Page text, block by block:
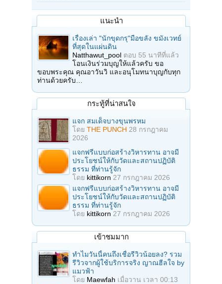
แนะนำ
เรื่องเล่า "นักขุดกรุ"มือขลัง ขมังเวทย์
ที่สุดในแผ่นดิน
Natthawut_pool ตอบ 55 นาทีที่แล้ว
โอนเงินร่วมบุญให้แล้วครับ ขอ
ขอบพระคุณ คุณอาวันวิ และอนุโมทนาบุญกับทุก
ท่านด้วยครับ…
กระทู้ที่น่าสนใจ
แจก สมเด็จบางขุนพรหม
โดย THE PUNCH 28 กรกฎาคม
2026
แจกฟรีแบบก่อสร้างวิหารทาน อาจมี
ประโยชน์ให้กับวัดและสถานปฏิบัติ
ธรรม ที่ท่านรู้จัก
โดย kittikorn 27 กรกฎาคม 2026
แจกฟรีแบบก่อสร้างวิหารทาน อาจมี
ประโยชน์ให้กับวัดและสถานปฏิบัติ
ธรรม ที่ท่านรู้จัก
โดย kittikorn 27 กรกฎาคม 2026
เข้าชมมาก
ทำไมวันนี้คนถึงเชื่อรีวิวน้อยลง? รวม
รีวิวจากผู้ใช้บริการจริง ญาณฮีลใจ by
แมวฟ้า
โดย Maewfah เมื่อวาน เวลา 00:13